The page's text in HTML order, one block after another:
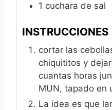
1 cuchara de sal
INSTRUCCIONES
cortar las
chiquititos y
cuantas horas
MUN, tapado en
La idea es que